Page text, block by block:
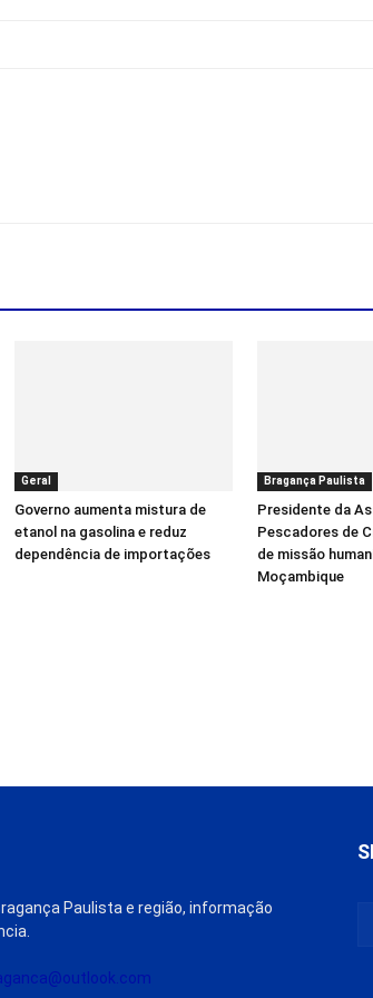
Geral
Governo aumenta mistura de
etanol na gasolina e reduz
dependência de importações
Bragança Paulista
Presidente da
Pescadores de
de missão
Moçambique
Paulista e região, informação